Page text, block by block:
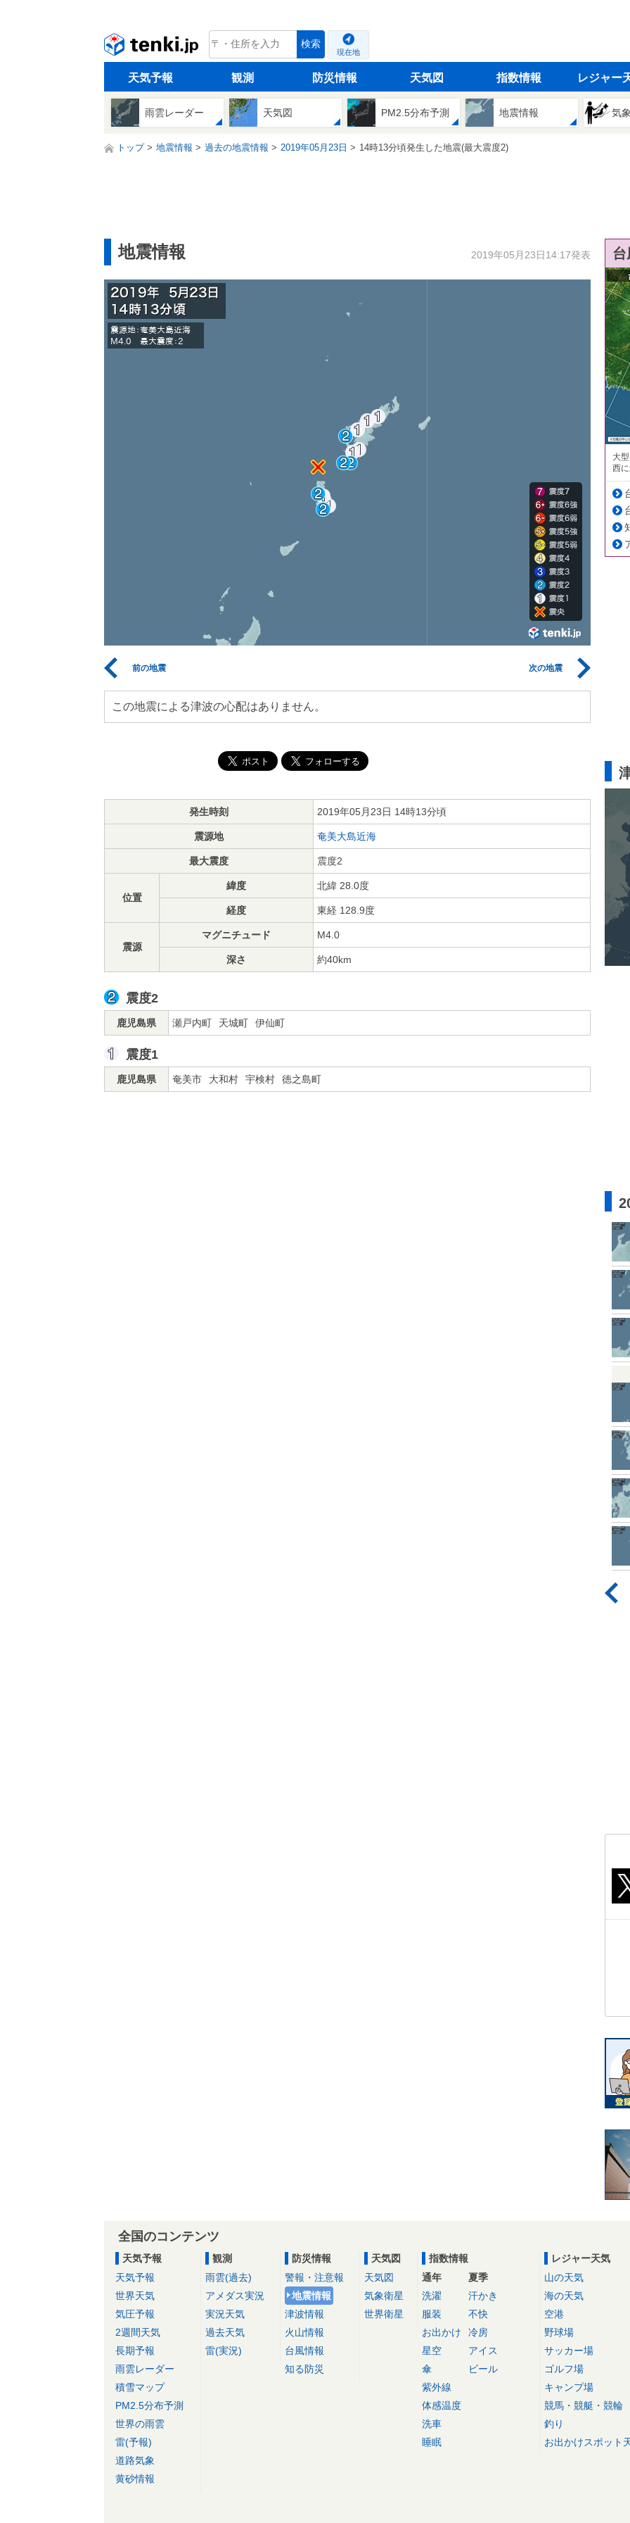
tenki.jp 検索
現在地
天気予報 観測 防災情報 天気図 指数情報 レジャー
雨雲レーダー 天気図 PM2.5分布予測 地震情報 気
トップ 地震情報 過去の地震情報 2019年05月23日 14時13分頃発生した地震(最大震度2)
地震情報 2019年05月23日14:17発表
前の地震 次の地震
この地震による津波の心配はありません。
発生時刻 2019年05月23日 14時13分頃
震源地 奄美大島近海
最大震度 震度2
位置
緯度 北緯 28.0度
経度 東経 128.9度
震源
マグニチュード M4.0
深さ 約40km
震度2
鹿児島県 瀬戸内町 天城町 伊仙町
震度1
鹿児島県 奄美市 大和村 宇検村 徳之島町
大
西
全国のコンテンツ
天気予報
天気予報
世界天気
気圧予報
2週間天気
長期予報
雨雲レーダー
積雪マップ
PM2.5分布予測
世界の雨雲
雷(予報)
道路気象
黄砂情報
観測
雨雲(過去)
アメダス実況
実況天気
過去天気
雷(実況)
防災情報
警報・注意報
地震情報
津波情報
火山情報
台風情報
知る防災
天気図
天気図
気象衛星
世界衛星
指数情報
通年
洗濯
服装
お出かけ
星空
傘
紫外線
体感温度
洗車
睡眠
夏季
汗かき
不快
冷房
アイス
ビール
レジャー天気
山の天気
海の天気
空港
野球場
サッカー場
ゴルフ場
キャンプ場
競馬・競艇・競輪
釣り
お出かけスポット